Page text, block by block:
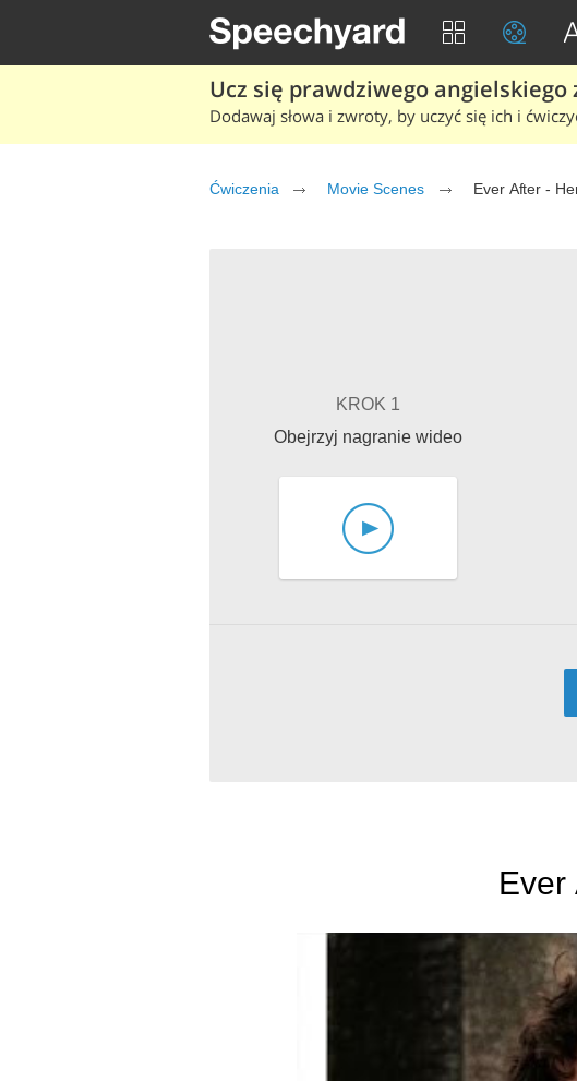
Ucz się prawdziwego
Dodawaj słowa i zwroty, by uczyć się ich i
Ćwiczenia Movie Scenes Ever After -
KROK 1
Obejrzyj nagranie wideo
Ever